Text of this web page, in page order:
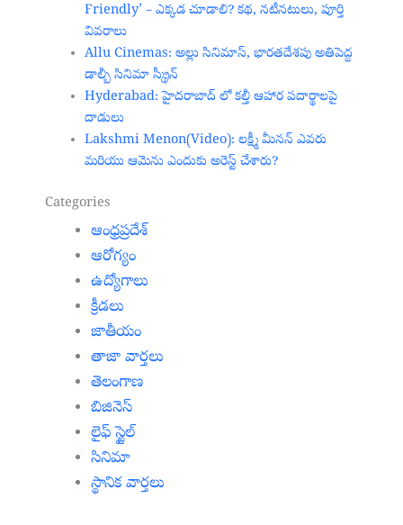
Friendly’ – ఎక్కడ చూడాలి? కథ, నటీనటులు, పూర్తి
వివరాలు
Allu Cinemas: అల్లు సినిమాస్, భారతదేశపు అతిపెద్ద
డాల్బీ సినిమా స్క్రీన్‌
Hyderabad: హైదరాబాద్‌ లో కల్తీ ఆహార పదార్థాలపై
దాడులు
Lakshmi Menon(Video): లక్ష్మీ మీనన్ ఎవరు
మరియు ఆమెను ఎందుకు అరెస్ట్ చేశారు?
Categories
ఆంధ్రప్రదేశ్
ఆరోగ్యం
ఉద్యోగాలు
క్రీడలు
జాతీయం
తాజా వార్తలు
తెలంగాణ
బిజినెస్
లైఫ్ స్టైల్
సినిమా
స్థానిక వార్తలు